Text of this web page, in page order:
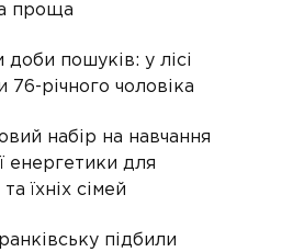
проща
доби пошуків: у лісі
76-річного чоловіка
набір на навчання
енергетики для
їхніх сімей
підбили